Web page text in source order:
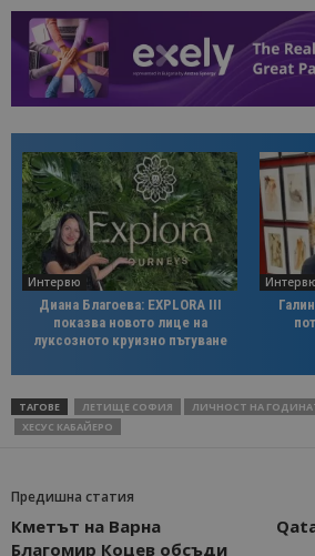
Интервю
Диана Благоева: EXPLORA III
показва новото лице на
луксозното круизно пътуване
ТАГОВЕ ЛЕТИЩЕ СОФИЯ ЛИЧНОСТ НА
ХЕСУС КАБАЙЕРО
Предишна статия
Кметът на Варна
Благомир Коцев обсъди